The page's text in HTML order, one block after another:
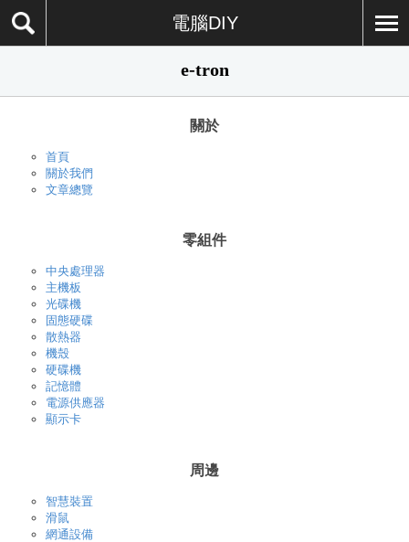
電腦DIY
e-tron
關於
首頁
關於我們
文章總覽
零組件
中央處理器
主機板
光碟機
固態硬碟
散熱器
機殼
硬碟機
記憶體
電源供應器
顯示卡
周邊
智慧裝置
滑鼠
網通設備